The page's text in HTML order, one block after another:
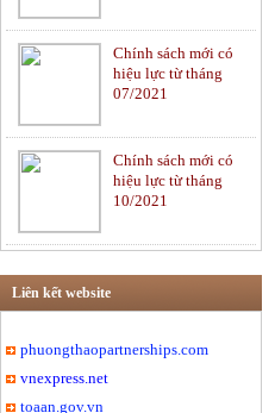
Tư vấn pháp luật Dân
sự
Ngân hàng và Bảo
hiểm
Tư vấn luật Thương
Chính sách mới có
hiệu lực từ tháng
07/2021
Chính sách mới có
hiệu lực từ tháng
10/2021
Liên kết website
phuongthaopartnerships.com
vnexpress.net
toaan.gov.vn